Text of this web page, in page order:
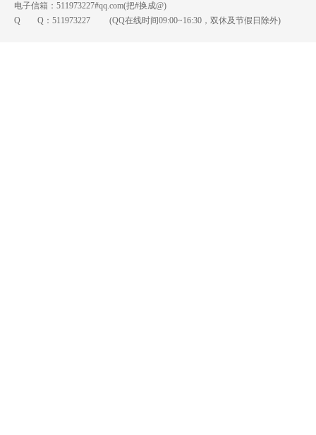
电子信箱：511973227#qq.com(把#换成@)
Q Q： 511973227 (QQ在线时间09:00~16:30，双休及节假日除外)